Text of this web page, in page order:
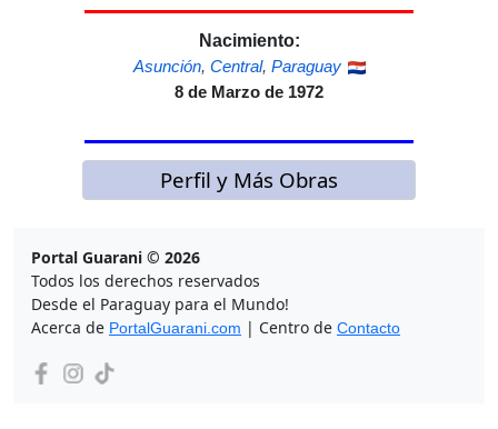
Nacimiento:
Asunción, Central, Paraguay
8 de Marzo de 1972
Perfil y Más Obras
Portal Guarani © 2026
Todos los derechos reservados
Desde el Paraguay para el Mundo!
Acerca de PortalGuarani.com | Centro de Contacto